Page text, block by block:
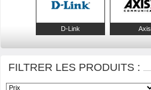
D-Link Axis
FILTRER LES PRODUITS :